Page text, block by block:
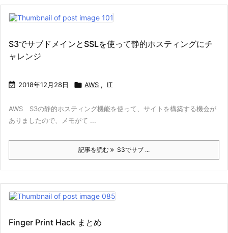
前へ

S3でサブドメインとSSLを使って静的ホスティングにチ
ャレンジ
 2018年12月28日  AWS , IT
AWS S3の静的ホスティング機能を使って、サイトを構築する機会が
ありましたので、メモがて ...
記事を読む S3でサブ ...
Finger Print Hack まとめ